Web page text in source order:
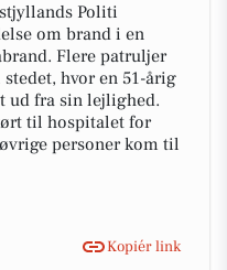
Politi
om brand i en
Flere patruljer
hvor en 51-årig
ud fra sin lejlighed.
til hospitalet for
personer kom til
Kopiér link